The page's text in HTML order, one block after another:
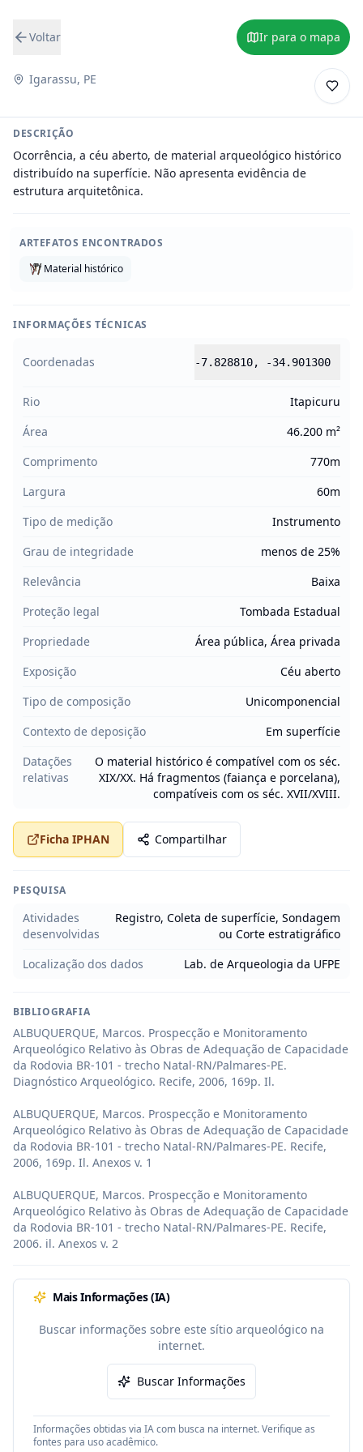
Voltar Ir para o mapa
Igarassu, PE
DESCRIÇÃO
Ocorrência, a céu aberto, de material arqueológico histórico
distribuído na superfície. Não apresenta evidência de
estrutura arquitetônica.
ARTEFATOS ENCONTRADOS
Material histórico
INFORMAÇÕES TÉCNICAS
Coordenadas -7.828810, -34.901300
Rio
Itapicuru
Área
46.200 m²
Comprimento
770m
Largura
60m
Tipo de medição
Instrumento
Grau de integridade
menos de 25%
Relevância
Baixa
Proteção legal
Tombada Estadual
Propriedade
Área pública, Área privada
Exposição
Céu aberto
Tipo de composição
Unicomponencial
Contexto de deposição
Em superfície
Datações
relativas
O material histórico é compatível com os séc.
XIX/XX. Há fragmentos (faiança e porcelana),
compatíveis com os séc. XVII/XVIII.
Ficha IPHAN Compartilhar
PESQUISA
Atividades
desenvolvidas
Registro, Coleta de superfície, Sondagem
ou Corte estratigráfico
Localização dos dados
Lab. de Arqueologia da UFPE
BIBLIOGRAFIA
ALBUQUERQUE, Marcos. Prospecção e Monitoramento
Arqueológico Relativo às Obras de Adequação de Capacidade
da Rodovia BR-101 - trecho Natal-RN/Palmares-PE.
Diagnóstico Arqueológico. Recife, 2006, 169p. Il.
ALBUQUERQUE, Marcos. Prospecção e Monitoramento
Arqueológico Relativo às Obras de Adequação de Capacidade
da Rodovia BR-101 - trecho Natal-RN/Palmares-PE. Recife,
2006, 169p. Il. Anexos v. 1
ALBUQUERQUE, Marcos. Prospecção e Monitoramento
Arqueológico Relativo às Obras de Adequação de Capacidade
da Rodovia BR-101 - trecho Natal-RN/Palmares-PE. Recife,
2006. il. Anexos v. 2
Mais Informações (IA)
Buscar informações sobre este sítio arqueológico na
internet.
Buscar Informações
Informações obtidas via IA com busca na internet. Verifique as
fontes para uso acadêmico.